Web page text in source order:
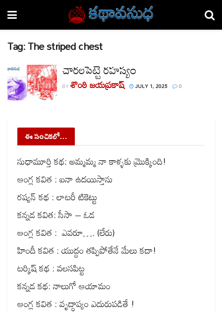
Tag:The striped chest
చారలపెట్టె రహస్యం
BY శొంఠి జయప్రకాష్ JULY 1, 2025 0
ఈ సంచికలో…
సుధామూర్తి కథ: అమ్మమ్మ నా కాళ్ళకు మ్రొక్కింది!
ఆంగ్ల కవిత : ఐనా ఉదయిస్తాను
రష్యన్ కథ : లాటరీ టికెట్టు
కన్నడ కవిత: సీసా – ఓడ
ఆంగ్ల కవిత : ఎవరూ…. (లేరు)
హిందీ కవిత : యుద్దం తప్పిపోతేనే మేలు కదా!
టర్కిష్ కథ : వలసపిట్ట
కన్నడ కథ: నాలుగో ఆయామం
ఆంగ్ల కవిత : వృద్ధాప్యం ఎదురుపడితే !